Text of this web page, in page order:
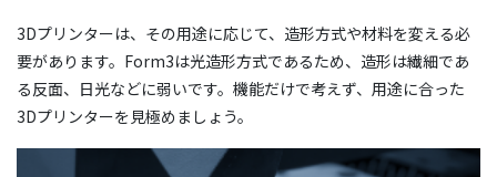
3Dプリンターは、その用途に応じて、造形方式や材料を変える必
要があります。Form3は光造形方式であるため、造形は繊細であ
る反面、日光などに弱いです。機能だけで考えず、用途に合った
3Dプリンターを見極めましょう。